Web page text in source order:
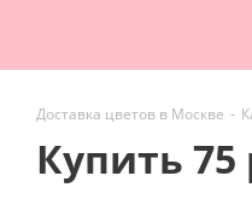
Доставка цветов в Москве -
Купить